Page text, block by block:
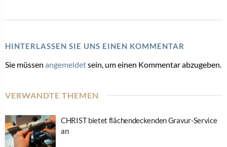
HINTERLASSEN SIE UNS EINEN KOMMENTAR
Sie müssen angemeldetsein, um einen Kommentar abzugeben.
VERWANDTE THEMEN
CHRIST bietet flächendeckenden Gravur-Service
an